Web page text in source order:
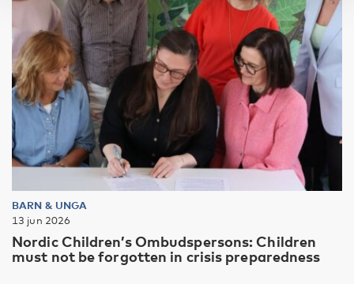
BARN & UNGA
13 jun 2026
Nordic Children’s Ombudspersons: Children
must not be forgotten in crisis preparedness